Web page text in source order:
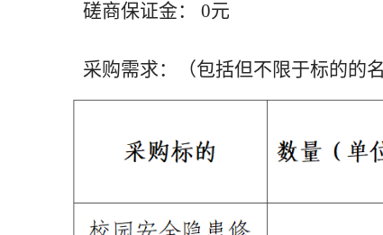
我校召开庆祝中国共产党成立105周
磋商保证金： 0元
采购需求：（包括但不限于标的的